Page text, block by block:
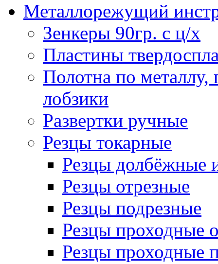
Металлорежущий
Зенкеры 90гр. с ц/х
Пластины
Полотна по
лобзики
Развертки ручные
Резцы токарные
Резцы долбёжные
Резцы отрезные
Резцы подрезные
Резцы проходные
Резцы проходные